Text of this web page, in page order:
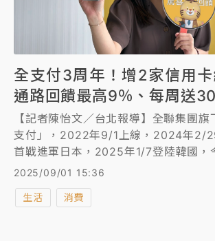
全支付3周年！增2家信用
通路回饋最高9％、每周送
【記者陳怡文／台北報導】全聯集團
支付」，2022年9/1上線，2024年2/
首戰進軍日本，2025年1/7登陸韓國，
之際宣布，即起新增富邦、元大信用卡
步推出「周年慶」回饋活動，即起至9
通路消費可享3%全點回饋，與其他優
2025/09/01 15:36
生活 消費